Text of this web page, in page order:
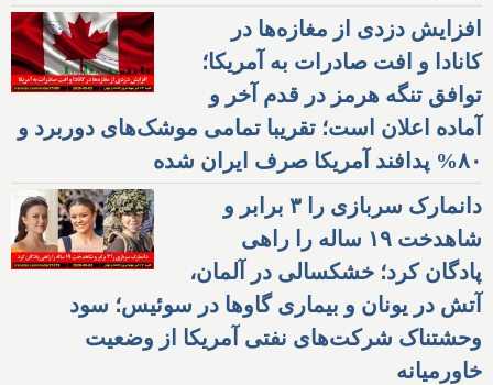
افزایش دزدی از مغازه‌ها در
کانادا و افت صادرات به آمریکا؛
توافق تنگه هرمز در قدم آخر و
آماده اعلان است؛ تقریبا تمامی موشک‌های دوربرد و
۸۰% پدافند آمریکا صرف ایران شده
دانمارک سربازی را ۳ برابر و
شاهدخت ۱۹ ساله را راهی
پادگان کرد؛ خشکسالی در آلمان،
آتش در یونان و بیماری گاوها در سوئیس؛ سود
وحشتناک شرکت‌های نفتی آمریکا از وضعیت
خاورمیانه